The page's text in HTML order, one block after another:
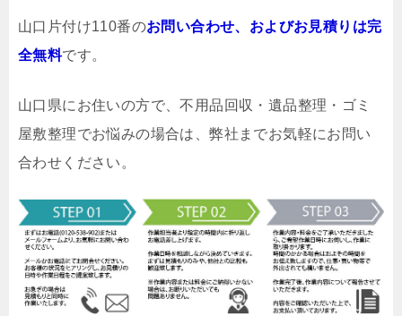
山口片付け110番のお問い合わせ、およびお見積りは完
全無料です。
山口県にお住いの方で、不用品回収・遺品整理・ゴミ
屋敷整理でお悩みの場合は、弊社までお気軽にお問い
合わせください。